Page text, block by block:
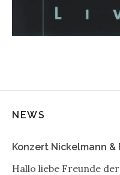
NEWS
Konzert Nickelmann &
Hallo liebe Freunde